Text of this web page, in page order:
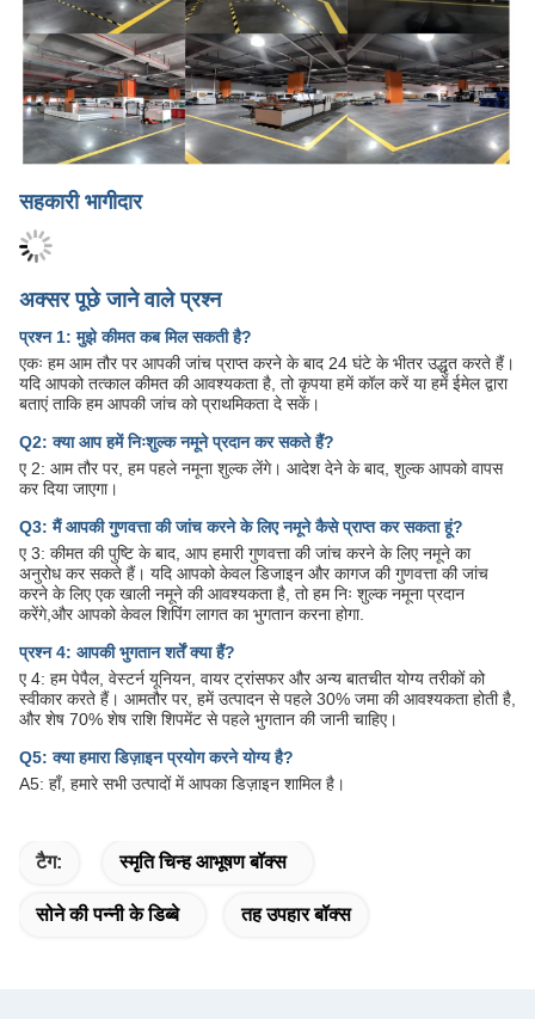
सहकारी भागीदार
अक्सर पूछे जाने वाले प्रश्न
प्रश्न 1: मुझे कीमत कब मिल सकती है?
एकः हम आम तौर पर आपकी जांच प्राप्त करने के बाद 24 घंटे के भीतर उद्धृत करते हैं।
यदि आपको तत्काल कीमत की आवश्यकता है, तो कृपया हमें कॉल करें या हमें ईमेल द्वारा
बताएं ताकि हम आपकी जांच को प्राथमिकता दे सकें।
Q2: क्या आप हमें निःशुल्क नमूने प्रदान कर सकते हैं?
ए 2: आम तौर पर, हम पहले नमूना शुल्क लेंगे। आदेश देने के बाद, शुल्क आपको वापस
कर दिया जाएगा।
Q3: मैं आपकी गुणवत्ता की जांच करने के लिए नमूने कैसे प्राप्त कर सकता हूं?
ए 3: कीमत की पुष्टि के बाद, आप हमारी गुणवत्ता की जांच करने के लिए नमूने का
अनुरोध कर सकते हैं। यदि आपको केवल डिजाइन और कागज की गुणवत्ता की जांच
करने के लिए एक खाली नमूने की आवश्यकता है, तो हम निः शुल्क नमूना प्रदान
करेंगे,और आपको केवल शिपिंग लागत का भुगतान करना होगा.
प्रश्न 4: आपकी भुगतान शर्तें क्या हैं?
ए 4: हम पेपैल, वेस्टर्न यूनियन, वायर ट्रांसफर और अन्य बातचीत योग्य तरीकों को
स्वीकार करते हैं। आमतौर पर, हमें उत्पादन से पहले 30% जमा की आवश्यकता होती है,
और शेष 70% शेष राशि शिपमेंट से पहले भुगतान की जानी चाहिए।
Q5: क्या हमारा डिज़ाइन प्रयोग करने योग्य है?
A5: हाँ, हमारे सभी उत्पादों में आपका डिज़ाइन शामिल है।
टैग: स्मृति चिन्ह आभूषण बॉक्स
सोने की पन्नी के डिब्बे तह उपहार बॉक्स